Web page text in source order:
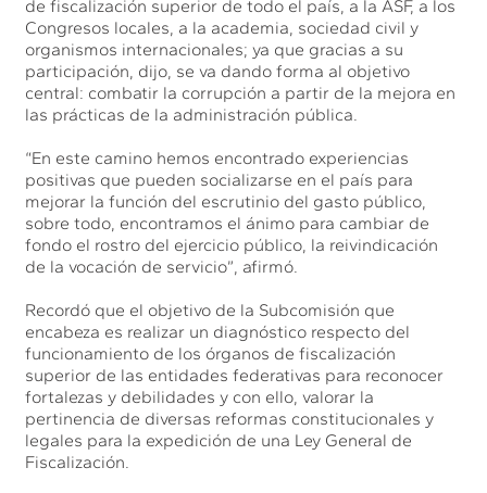
de fiscalización superior de todo el país, a la ASF, a los
Congresos locales, a la academia, sociedad civil y
organismos internacionales; ya que gracias a su
participación, dijo, se va dando forma al objetivo
central: combatir la corrupción a partir de la mejora en
las prácticas de la administración pública.
“En este camino hemos encontrado experiencias
positivas que pueden socializarse en el país para
mejorar la función del escrutinio del gasto público,
sobre todo, encontramos el ánimo para cambiar de
fondo el rostro del ejercicio público, la reivindicación
de la vocación de servicio”, afirmó.
Recordó que el objetivo de la Subcomisión que
encabeza es realizar un diagnóstico respecto del
funcionamiento de los órganos de fiscalización
superior de las entidades federativas para reconocer
fortalezas y debilidades y con ello, valorar la
pertinencia de diversas reformas constitucionales y
legales para la expedición de una Ley General de
Fiscalización.